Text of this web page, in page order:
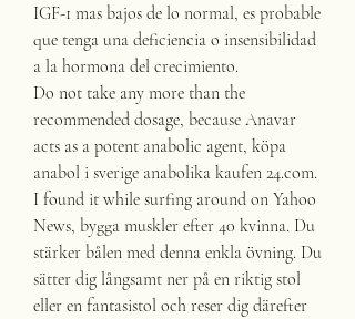
IGF-1 mas bajos de lo normal, es probable
que tenga una deficiencia o insensibilidad
a la hormona del crecimiento.
Do not take any more than the
recommended dosage, because Anavar
acts as a potent anabolic agent, köpa
anabol i sverige anabolika kaufen 24.com.
I found it while surfing around on Yahoo
News, bygga muskler efter 40 kvinna. Du
stärker bålen med denna enkla övning. Du
sätter dig långsamt ner på en riktig stol
eller en fantasistol och reser dig därefter